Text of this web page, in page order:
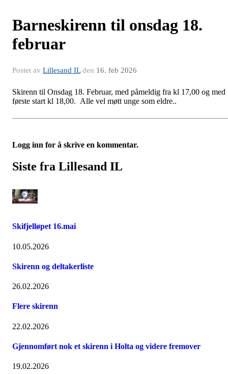
Barneskirenn til onsdag 18.
februar
Postet av Lillesand ILden 16. feb 2026
Skirenn til Onsdag 18. Februar, med påmeldig fra kl 17,00 og med
første start kl 18,00. Alle vel møtt unge som eldre..
Logg inn for å skrive en kommentar.
Siste fra Lillesand IL
Skifjelløpet 16.mai
10.05.2026
Skirenn og deltakerliste
26.02.2026
Flere skirenn
22.02.2026
Gjennomført nok et skirenn i Holta og videre fremover
19.02.2026